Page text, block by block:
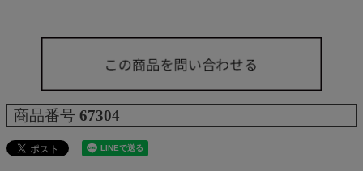
商品番号 67304